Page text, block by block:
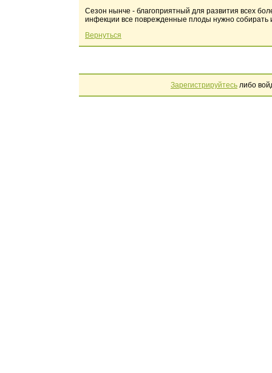
Сезон нынче - благоприятный для развития всех
инфекции все поврежденные плоды нужно собирать
Вернуться
Зарегистрируйтесь либо